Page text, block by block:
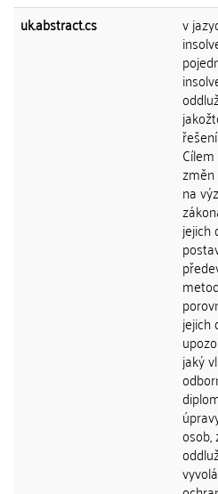
uk.abstract.cs
v
na
jejich
jejich
jaký